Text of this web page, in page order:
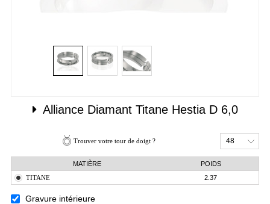
Alliance Diamant TitaneHestia D 6,0
Trouver votre tour de doigt ? 48
MATIÈRE
POIDS
TITANE
2.37
Gravure intérieure